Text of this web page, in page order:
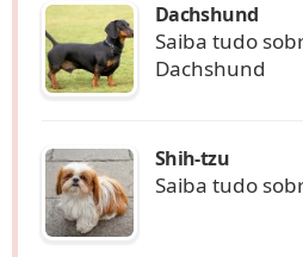
Dachshund
Saiba tudo
Dachshund
Shih-tzu
Saiba tudo